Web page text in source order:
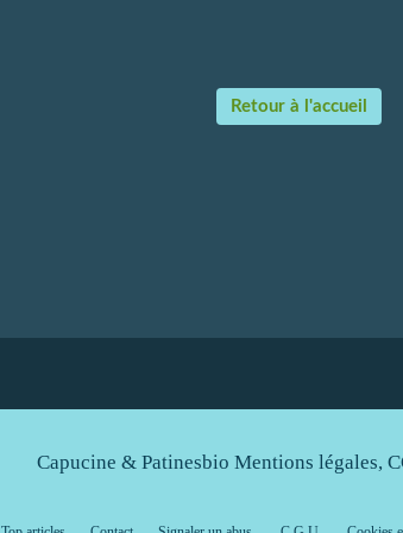
Retour à l'accueil
Capucine & Patinesbio Mentions légales,